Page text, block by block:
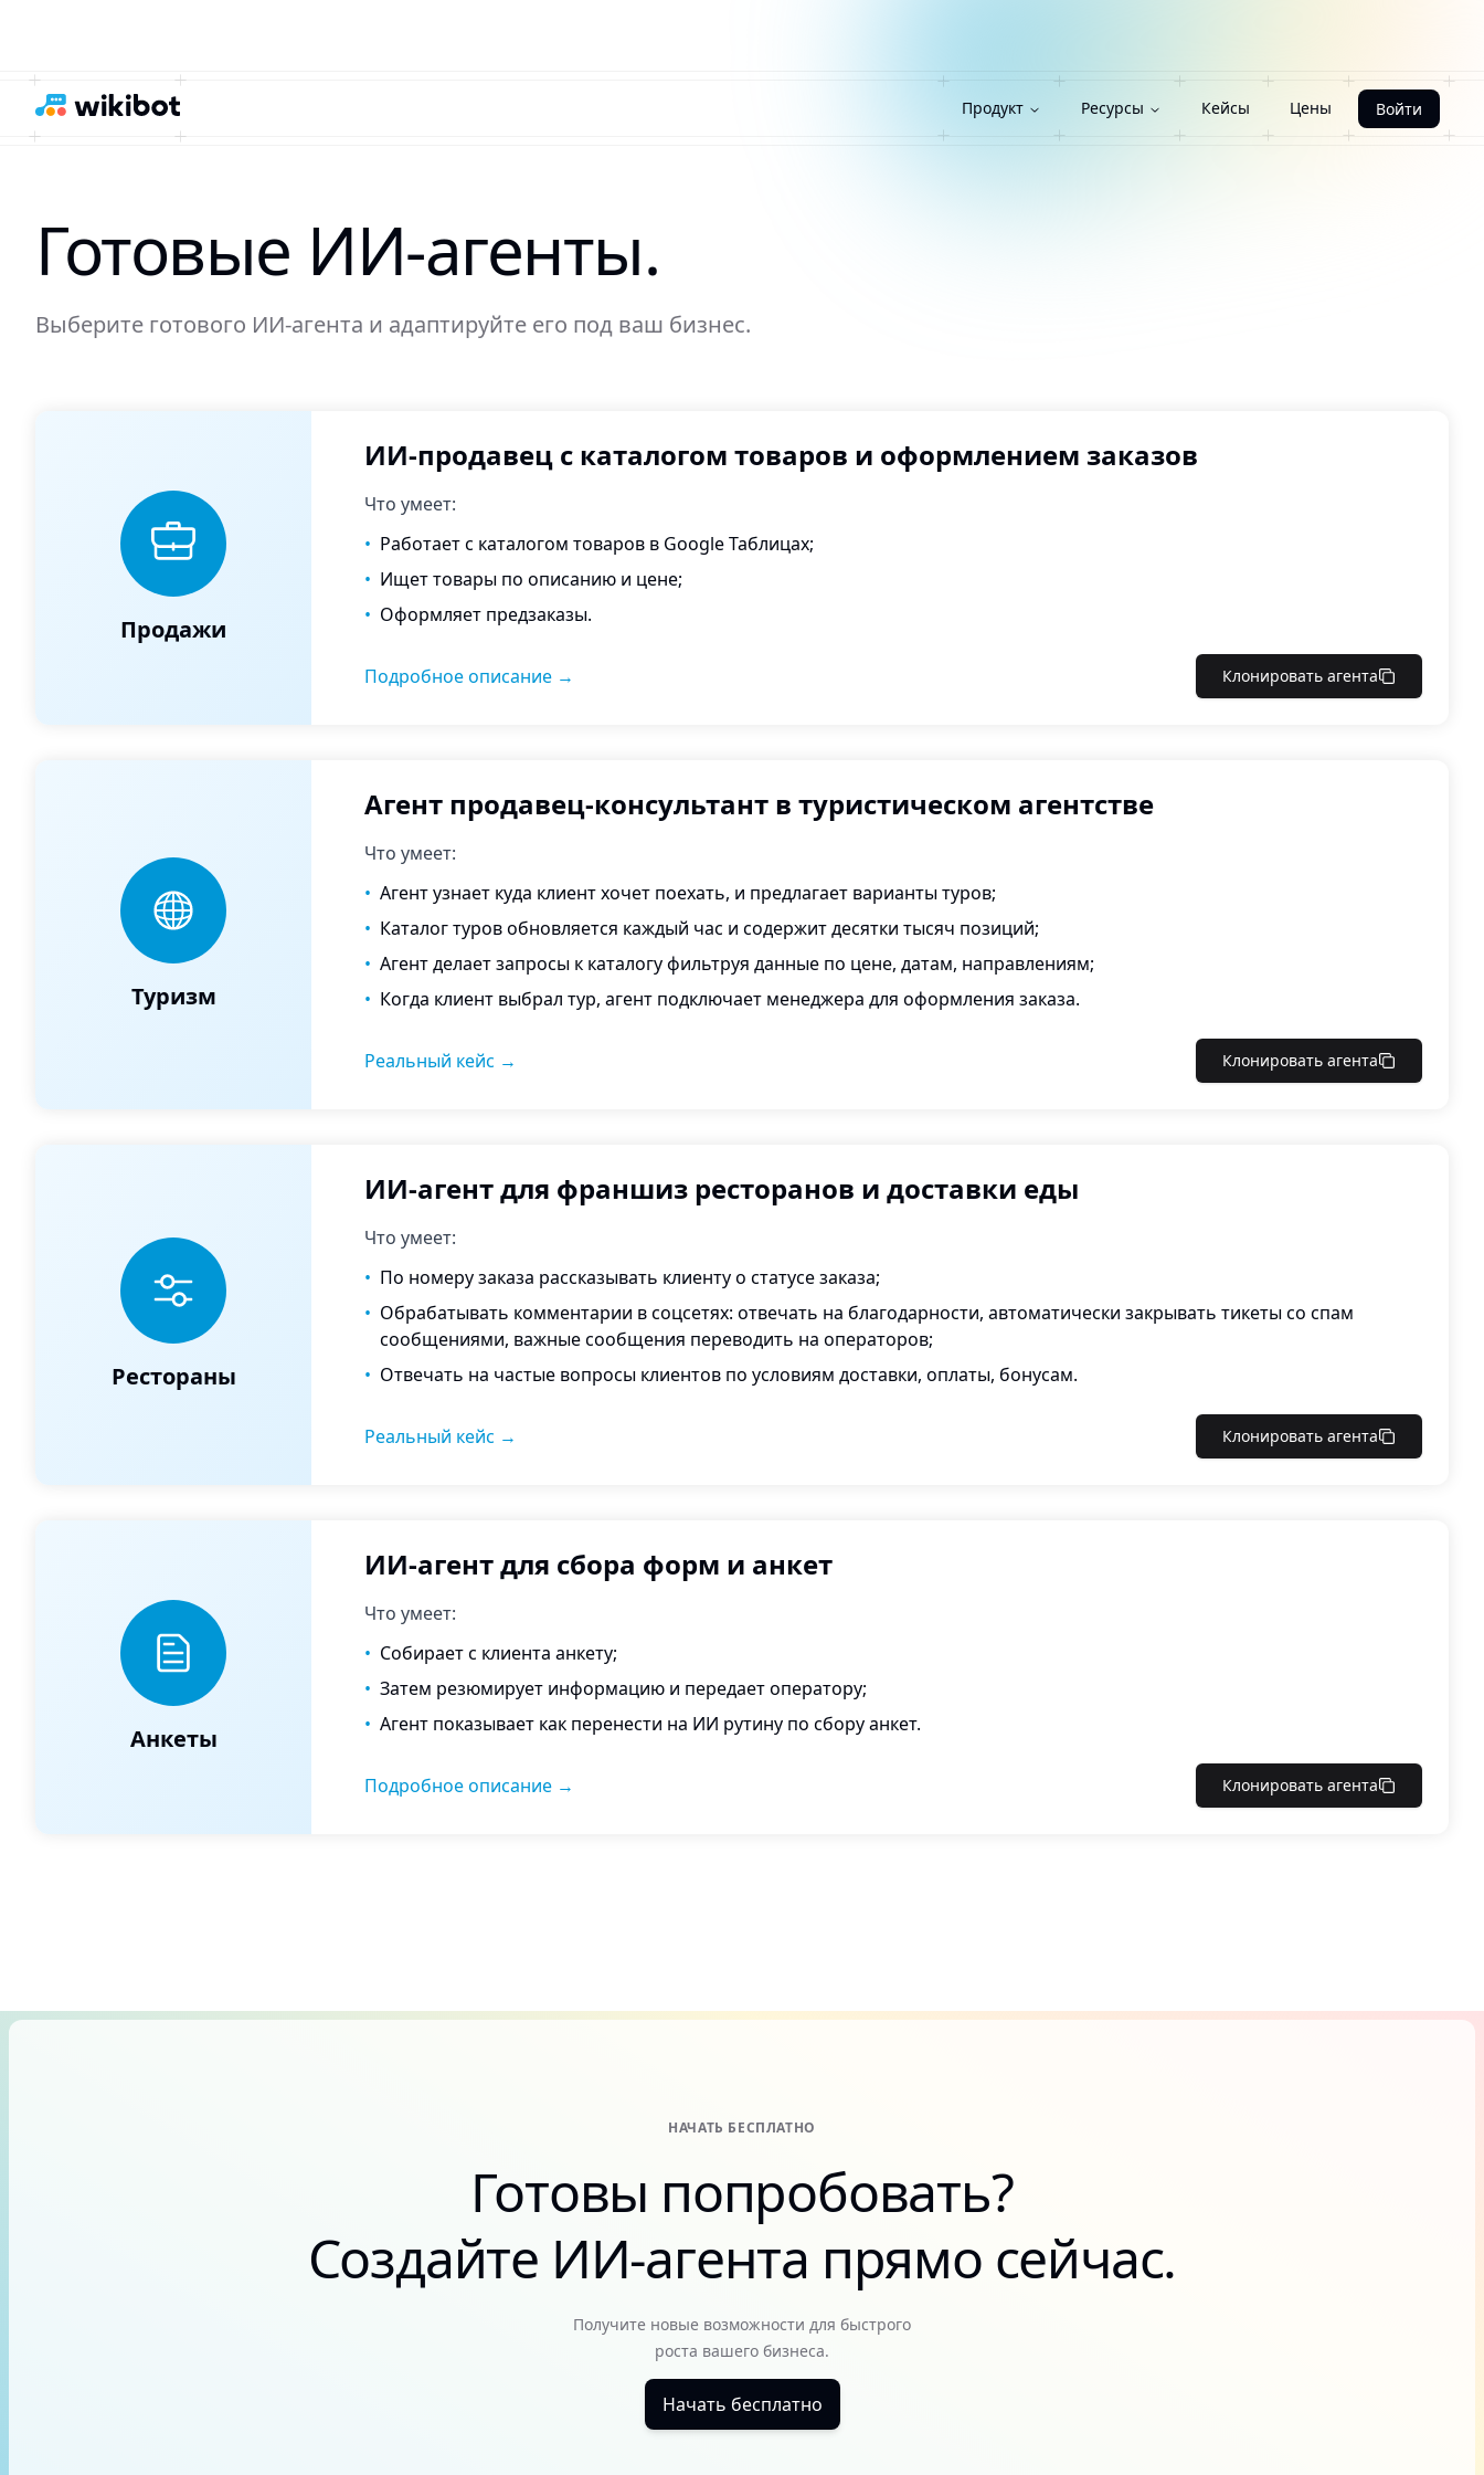
Продукт Ресурсы Кейсы Цены Войти
Готовые ИИ-агенты.
Выберите готового ИИ-агента и адаптируйте его под ваш бизнес.
Продажи
ИИ-продавец с каталогом товаров и оформлением заказов
Что умеет:
• Работает с каталогом товаров в Google Таблицах;
• Ищет товары по описанию и цене;
• Оформляет предзаказы.
Подробное описание → Клонировать агента
Туризм
Агент продавец-консультант в туристическом агентстве
Что умеет:
• Агент узнает куда клиент хочет поехать, и предлагает варианты туров;
• Каталог туров обновляется каждый час и содержит десятки тысяч позиций;
• Агент делает запросы к каталогу фильтруя данные по цене, датам, направлениям;
• Когда клиент выбрал тур, агент подключает менеджера для оформления заказа.
Реальный кейс → Клонировать агента
Рестораны
ИИ-агент для франшиз ресторанов и доставки еды
Что умеет:
• По номеру заказа рассказывать клиенту о статусе заказа;
• Обрабатывать комментарии в соцсетях: отвечать на благодарности, автоматически закрывать тикеты со спам
сообщениями, важные сообщения переводить на операторов;
• Отвечать на частые вопросы клиентов по условиям доставки, оплаты, бонусам.
Реальный кейс → Клонировать агента
Анкеты
ИИ-агент для сбора форм и анкет
Что умеет:
• Собирает с клиента анкету;
• Затем резюмирует информацию и передает оператору;
• Агент показывает как перенести на ИИ рутину по сбору анкет.
Подробное описание → Клонировать агента
НАЧАТЬ БЕСПЛАТНО
Готовы попробовать?
Создайте ИИ-агента прямо сейчас.
Получите новые возможности для быстрого
роста вашего бизнеса.
Начать бесплатно